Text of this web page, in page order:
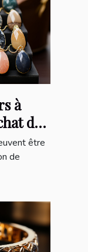
à
de
être
de